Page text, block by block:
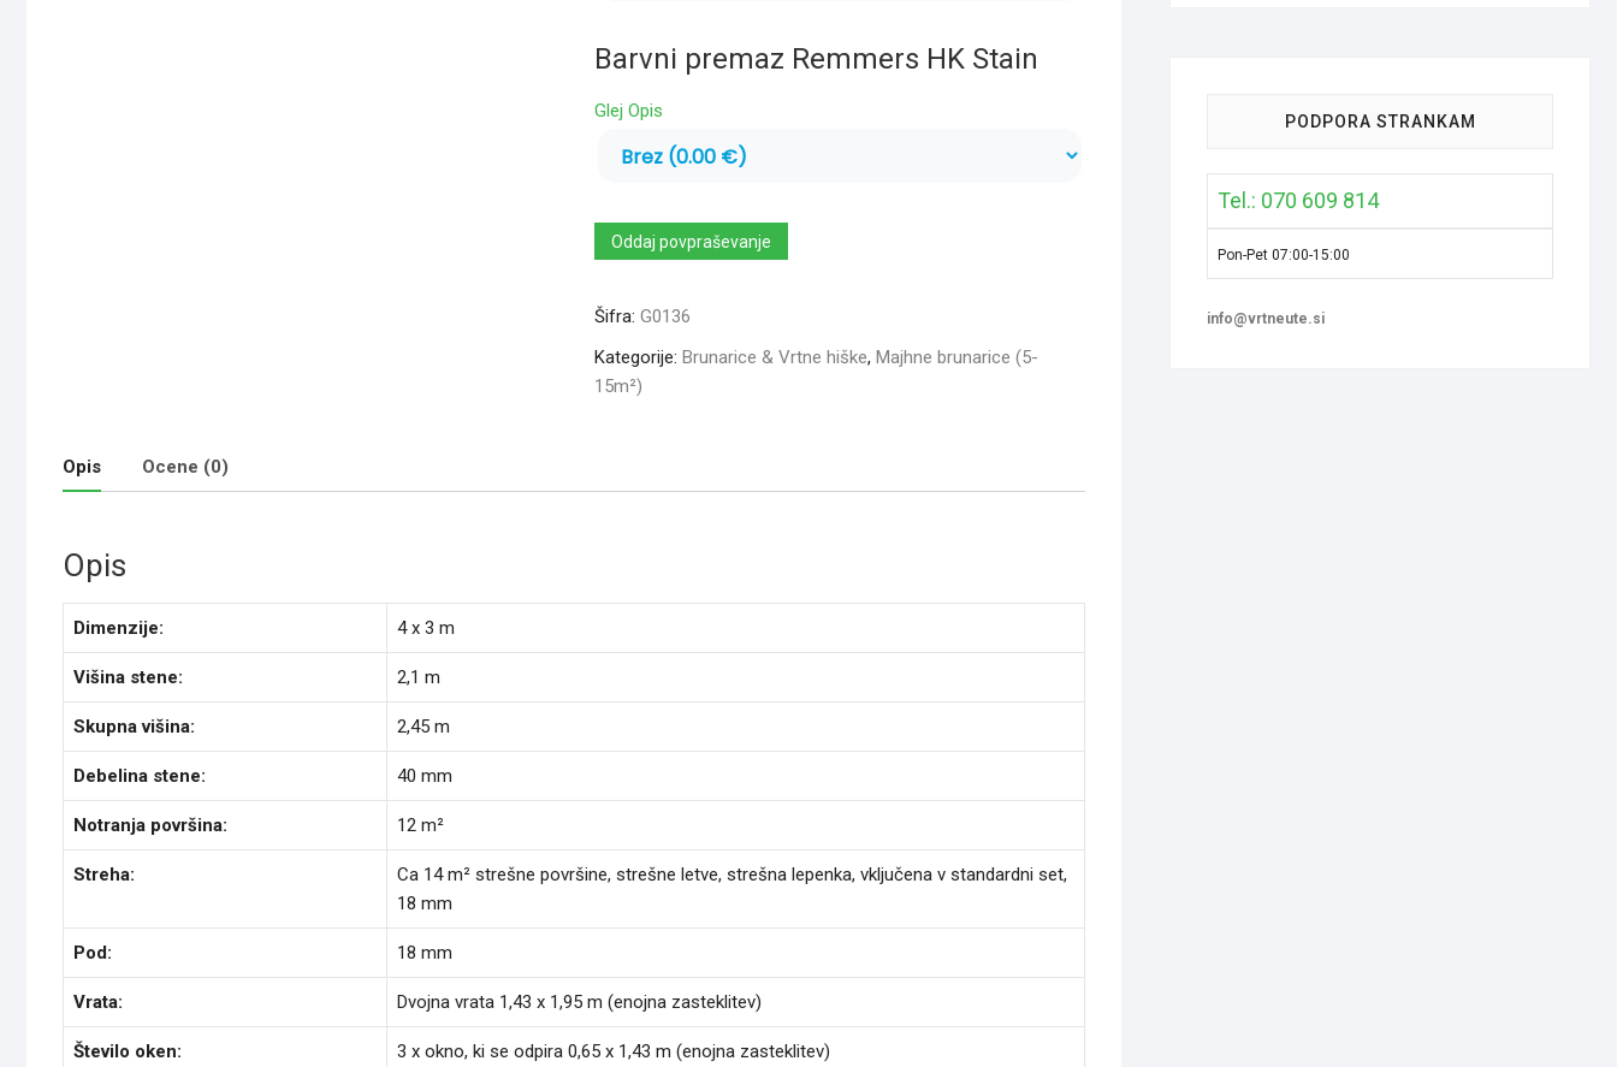
Barvni premaz Remmers HK Stain
Glej Opis
Oddaj povpraševanje
Šifra: G0136
Kategorije: Brunarice & Vrtne hiške, Majhne brunarice (5-
15m²)
Opis Ocene (0)
Opis
Dimenzije: 4 x 3 m
Višina stene: 2,1 m
Skupna višina: 2,45 m
Debelina stene: 40 mm
Notranja površina: 12 m²
Streha:
Ca 14 m² strešne površine, strešne letve, strešna lepenka, vključena v standardni set,
18 mm
Pod: 18 mm
Vrata: Dvojna vrata 1,43 x 1,95 m (enojna zasteklitev)
Število oken: 3 x okno, ki se odpira 0,65 x 1,43 m (enojna zasteklitev)
PODPORA STRANKAM
Tel.: 070 609 814
Pon-Pet 07:00-15:00
info@vrtneute.si